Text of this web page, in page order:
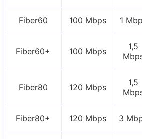
Fiber60 100 Mbps 1
Fiber60+ 100 Mbps
1,5
Fiber80 120 Mbps
1,5
Fiber80+ 120 Mbps 3